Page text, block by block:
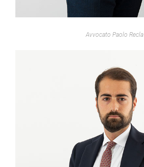
Avvocato Paolo Recla